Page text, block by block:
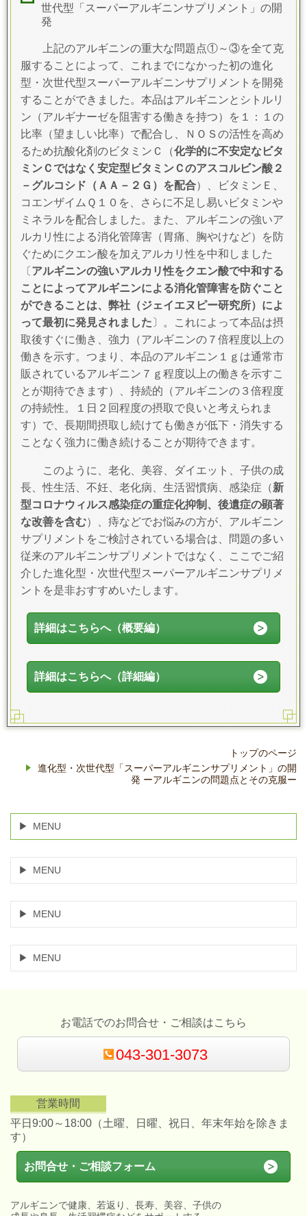
世代型「スーパーアルギニンサプリメント」の開
発
上記のアルギニンの重大な問題点①～③を全て克
服することによって、これまでになかった初の進化
型・次世代型スーパーアルギニンサプリメントを開発
することができました。本品はアルギニンとシトルリ
ン（アルギナーゼを阻害する働きを持つ）を１：１の
比率（望ましい比率）で配合し、ＮＯＳの活性を高め
るため抗酸化剤のビタミンＣ（化学的に不安定なビタ
ミンＣではなく安定型ビタミンＣのアスコルビン酸２
－グルコシド（ＡＡ－２Ｇ）を配合）、ビタミンＥ、
コエンザイムＱ１０を、さらに不足し易いビタミンや
ミネラルを配合しました。また、アルギニンの強いア
ルカリ性による消化管障害（胃痛、胸やけなど）を防
ぐためにクエン酸を加えアルカリ性を中和しました
〔 アルギニンの強いアルカリ性をクエン酸で中和する
ことによってアルギニンによる消化管障害を防ぐこと
ができることは、弊社（ジェイエヌピー研究所）によ
って最初に発見されました 〕。これによって本品は摂
取後すぐに働き、強力（アルギニンの７倍程度以上の
働きを示す。つまり、本品のアルギニン１ｇは通常市
販されているアルギニン７ｇ程度以上の働きを示すこ
とが期待できます）、持続的（アルギニンの３倍程度
の持続性。１日２回程度の摂取で良いと考えられま
す）で、長期間摂取し続けても働きが低下・消失する
ことなく強力に働き続けることが期待できます。
このように、老化、美容、ダイエット、子供の成
長、性生活、不妊、老化病、生活習慣病、感染症（新
型コロナウィルス感染症の重症化抑制、後遺症の顕著
な改善を含む）、痔などでお悩みの方が、アルギニン
サプリメントをご検討されている場合は、問題の多い
従来のアルギニンサプリメントではなく、ここでご紹
介した進化型・次世代型スーパーアルギニンサプリメ
ントを是非おすすめいたします。
詳細はこちらへ（概要編）
詳細はこちらへ（詳細編）
トップのページ
進化型・次世代型「スーパーアルギニンサプリメント」の開
発 ーアルギニンの問題点とその克服ー
MENU
MENU
MENU
MENU
お電話でのお問合せ・ご相談はこちら
043-301-3073
営業時間
平日9:00～18:00（土曜、日曜、祝日、年末年始を除きま
す）
お問合せ・ご相談フォーム
アルギニンで健康、若返り、長寿、美容、子供の